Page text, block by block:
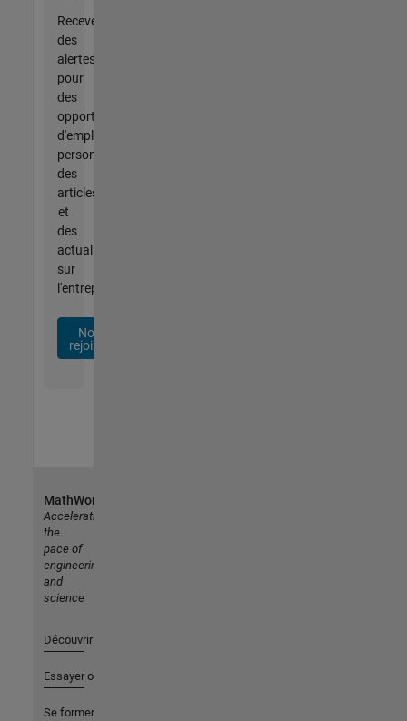
Recevez
des
alertes
pour
des
opportunités
d'emploi
personnalisées,
des
articles
et
des
actualités
sur
l'entreprise.
Nous
rejoindre
MathWorks
Accelerating
the
pace of
engineering
and
science
Découvrir les produits
Essayer ou acheter
Se former